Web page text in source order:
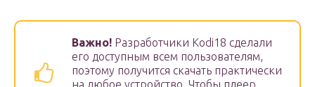
Важно! Разработчики Kodi18 сделали
его доступным всем пользователям,
поэтому получится скачать практически
на любое устройство. Чтобы плеер